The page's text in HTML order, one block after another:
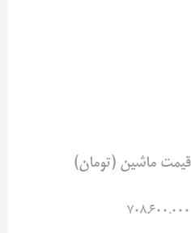
قیمت ماشین (تومان)
۷۰۸.۶۰۰.۰۰۰